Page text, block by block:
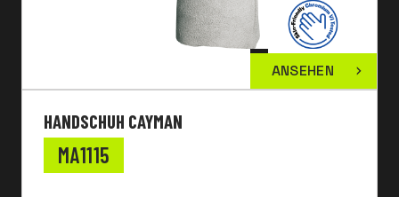
ANSEHEN
HANDSCHUH CAYMAN
MA1115